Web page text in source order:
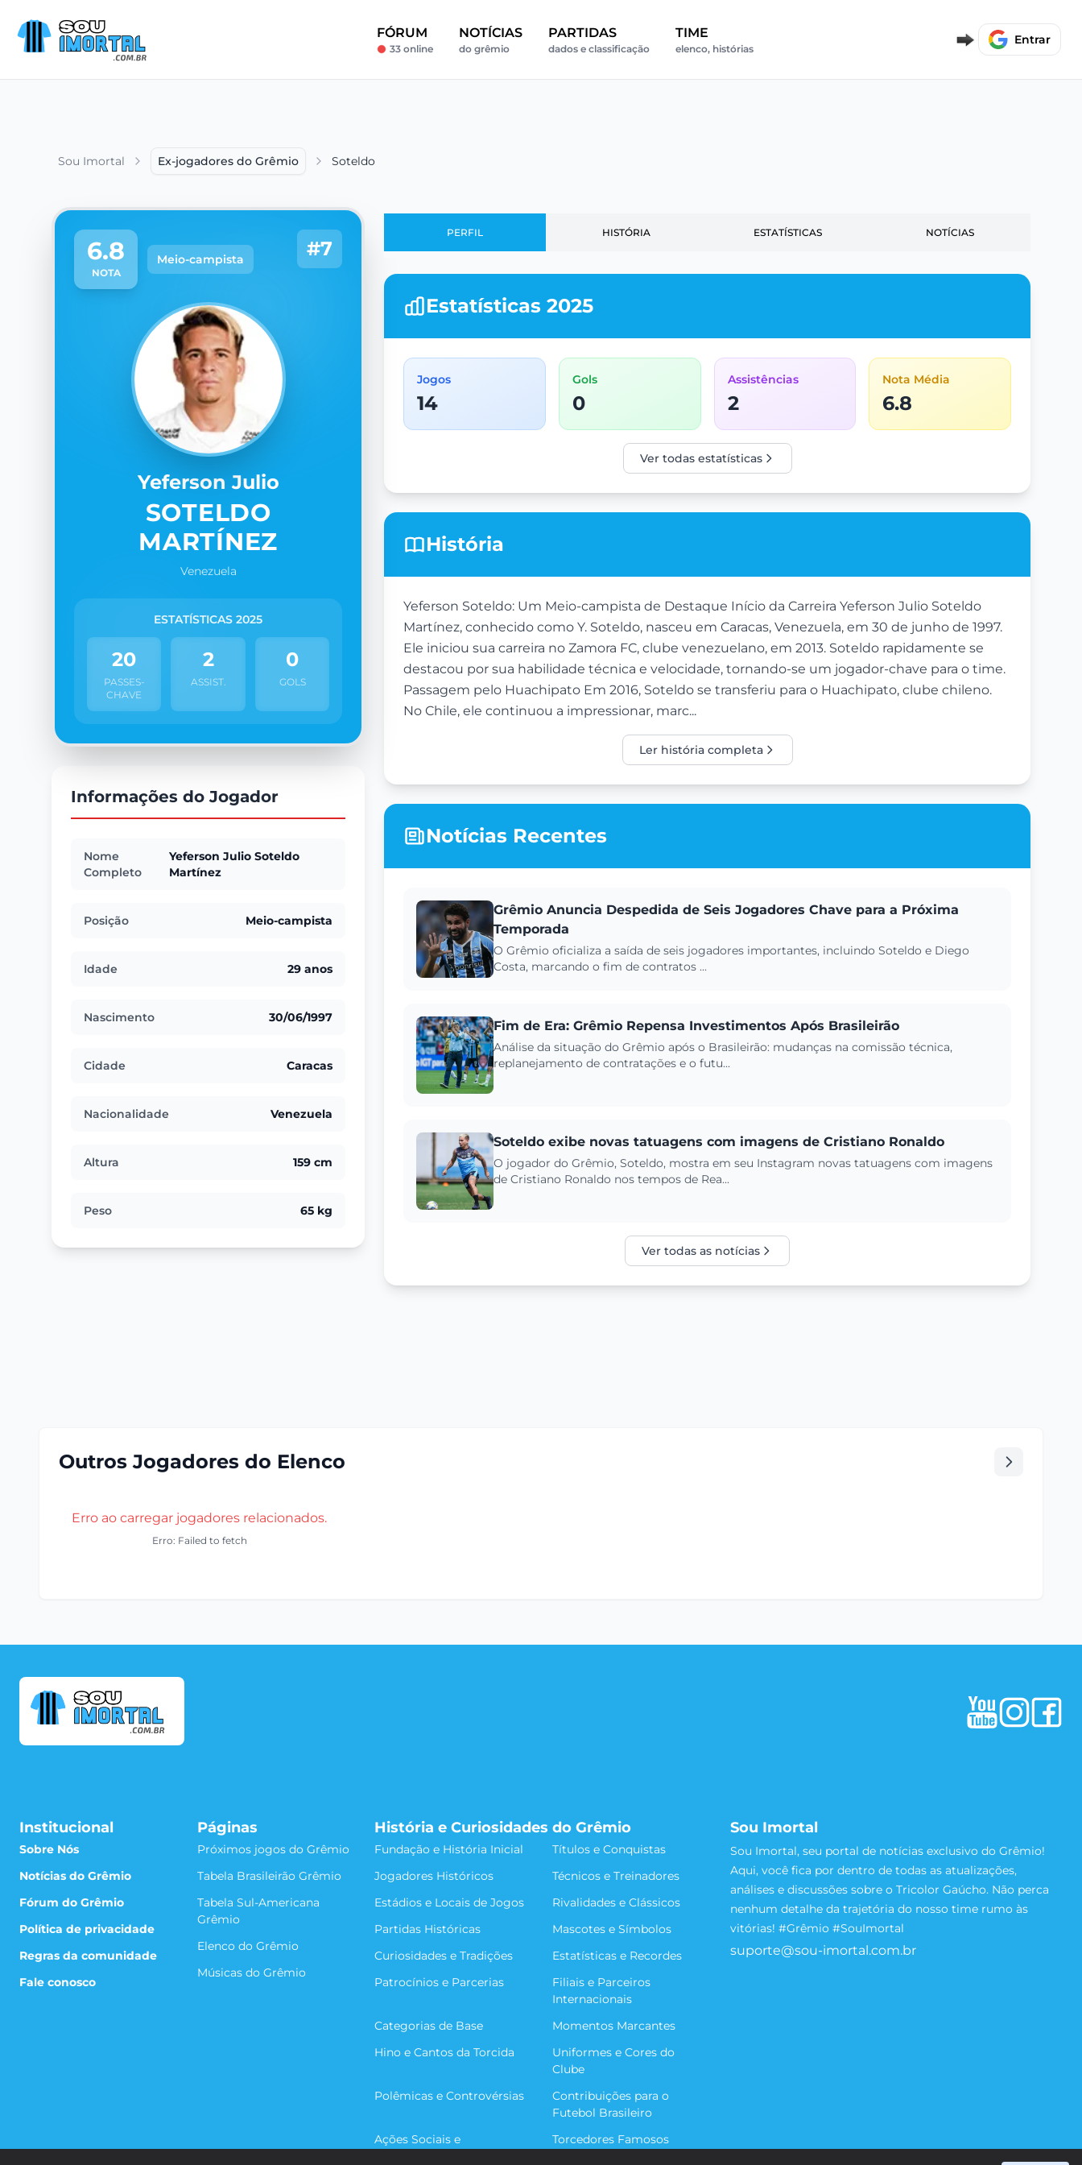
FÓRUM
33 online
NOTÍCIAS
do grêmio
PARTIDAS
dados e classificação
TIME
elenco, histórias
Entrar
Sou Imortal Ex-jogadores do Grêmio Soteldo
6.8
NOTA
Meio-campista #7
Yeferson Julio
SOTELDO
MARTÍNEZ
Venezuela
ESTATÍSTICAS 2025
20
PASSES-
CHAVE
2
ASSIST.
0
GOLS
Informações do Jogador
Nome
Completo
Yeferson Julio Soteldo
Martínez
Posição Meio-campista
Idade 29 anos
Nascimento 30/06/1997
Cidade Caracas
Nacionalidade Venezuela
Altura 159 cm
Peso 65 kg
PERFIL HISTÓRIA ESTATÍSTICAS NOTÍCIAS
Estatísticas 2025
Jogos
14
Gols
0
Assistências
2
Nota Média
6.8
Ver todas estatísticas
História
Yeferson Soteldo: Um Meio-campista de Destaque Início da Carreira Yeferson Julio Soteldo
Martínez, conhecido como Y. Soteldo, nasceu em Caracas, Venezuela, em 30 de junho de 1997.
Ele iniciou sua carreira no Zamora FC, clube venezuelano, em 2013. Soteldo rapidamente se
destacou por sua habilidade técnica e velocidade, tornando-se um jogador-chave para o time.
Passagem pelo Huachipato Em 2016, Soteldo se transferiu para o Huachipato, clube chileno.
No Chile, ele continuou a impressionar, marc...
Ler história completa
Notícias Recentes
Grêmio Anuncia Despedida de Seis Jogadores Chave para a Próxima
Temporada
O Grêmio oficializa a saída de seis jogadores importantes, incluindo Soteldo e Diego
Costa, marcando o fim de contratos ...
Fim de Era: Grêmio Repensa Investimentos Após Brasileirão
Análise da situação do Grêmio após o Brasileirão: mudanças na comissão técnica,
replanejamento de contratações e o futu...
Soteldo exibe novas tatuagens com imagens de Cristiano Ronaldo
O jogador do Grêmio, Soteldo, mostra em seu Instagram novas tatuagens com imagens
de Cristiano Ronaldo nos tempos de Rea...
Ver todas as notícias
Outros Jogadores do Elenco
Erro ao carregar jogadores relacionados.
Erro: Failed to fetch
Institucional
Sobre Nós
Notícias do Grêmio
Fórum do Grêmio
Política de privacidade
Regras da comunidade
Fale conosco
Páginas
Próximos jogos do Grêmio
Tabela Brasileirão Grêmio
Tabela Sul-Americana
Grêmio
Elenco do Grêmio
Músicas do Grêmio
História e Curiosidades do Grêmio
Fundação e História Inicial
Títulos e Conquistas
Jogadores Históricos
Técnicos e Treinadores
Estádios e Locais de Jogos
Rivalidades e Clássicos
Partidas Históricas
Mascotes e Símbolos
Curiosidades e Tradições
Estatísticas e Recordes
Patrocínios e Parcerias
Filiais e Parceiros
Internacionais
Categorias de Base
Momentos Marcantes
Hino e Cantos da Torcida
Uniformes e Cores do
Clube
Polêmicas e Controvérsias
Contribuições para o
Futebol Brasileiro
Ações Sociais e
Torcedores Famosos
Sou Imortal
Sou Imortal, seu portal de notícias exclusivo do Grêmio!
Aqui, você fica por dentro de todas as atualizações,
análises e discussões sobre o Tricolor Gaúcho. Não perca
nenhum detalhe da trajetória do nosso time rumo às
vitórias! #Grêmio #SouImortal
suporte@sou-imortal.com.br